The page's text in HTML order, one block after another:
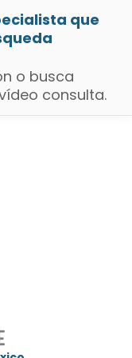
que
o busca
consulta.